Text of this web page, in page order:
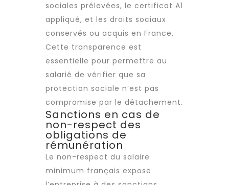
sociales prélevées, le certificat A1
appliqué, et les droits sociaux
conservés ou acquis en France.
Cette transparence est
essentielle pour permettre au
salarié de vérifier que sa
protection sociale n’est pas
compromise par le détachement.
Sanctions en cas de
non-respect des
obligations de
rémunération
Le non-respect du salaire
minimum français expose